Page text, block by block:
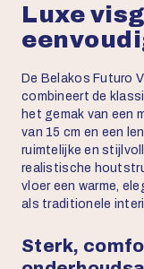
Luxe
De Belakos Futuro
combineert de
het gemak van een
van 15 cm en een
ruimtelijke en
realistische
vloer een warme,
als traditionele
Sterk,